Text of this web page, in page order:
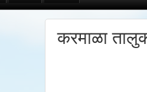
करमाळा